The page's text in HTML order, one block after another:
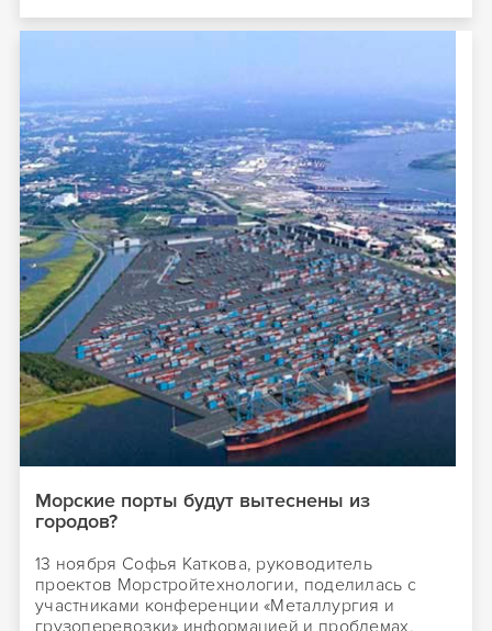
Морские порты будут вытеснены из
городов?
13 ноября Софья Каткова, руководитель
проектов Морстройтехнологии, поделилась с
участниками конференции «Металлургия и
грузоперевозки» информацией и проблемах,